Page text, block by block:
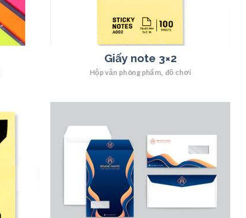
Hộp văn phòng phẩm, đồ chơi
Giấy note 3×2